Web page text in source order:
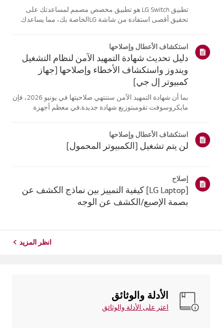
تطبيق LG Switch هو تطبيق مخصص مصمم لمساعدتك على
تحقيق أقصى استفادة من شاشة LGالخاصة بك، مما يساعدك
لك [وضع الحياة] تعيين خلفي...
استكشاف الأعطال وإصلاحها
دليل تحديث شهادة التمهيد الآمن لنظام التشغيل
ويندوز واستكشاف الأخطاء وإصلاحها [جهاز
كمبيوتر إل جي]
بما أن شهادة التمهيد الآمن ستنتهي صلاحيتها في يونيو 2026، فإن
مايكروسوفت تقومبتوزيع شهادة جديدة.في معظم أجهزة
ذلك، إذا فشل ج...
استكشاف الأعطال وإصلاحها
لن يتم تشغيل [الكمبيوتر المحمول]
إصلاح
[LG Laptop] كيفية التمييز بين نماذج الكشف عن
بصمة الإصبع/الكشف عن الوجه
انظر المزيد
الأدلة والوثائق
اعثر على الأدلة والوثائق